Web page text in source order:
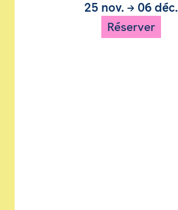
25 nov. → 06 déc.
Réserver